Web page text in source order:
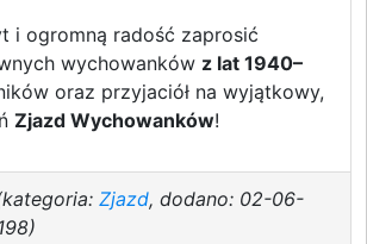
i ogromną radość zaprosić
wychowanków z lat 1940–
oraz przyjaciół na wyjątkowy,
Zjazd Wychowanków!
Zjazd, dodano: 02-06-